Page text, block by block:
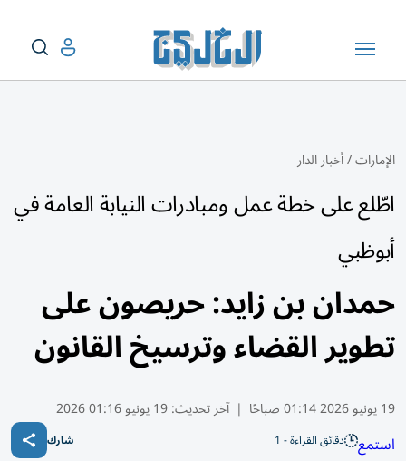
الإمارات/أخبار الدار
اطّلع على خطة عمل ومبادرات النيابة العامة في
أبوظبي
حمدان بن زايد: حريصون على
تطوير القضاء وترسيخ القانون
19 يونيو 2026 01:14 صباحًا | آخر تحديث:19 يونيو 01:16 2026
استمع دقائق القراءة - 1 شارك